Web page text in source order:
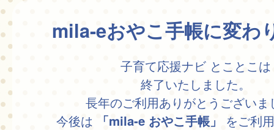
mila-eおやこ手帳に変わ
子育て応援ナビ とことこは
終了いたしました。
長年のご利用ありがとうございま
今後は
「mila-e おやこ手帳」 をご利